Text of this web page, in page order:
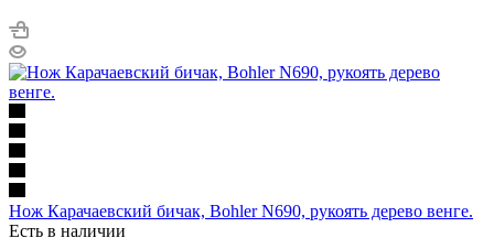
Нож Карачаевский бичак, Bohler N690, рукоять дерево венге.
Есть в наличии